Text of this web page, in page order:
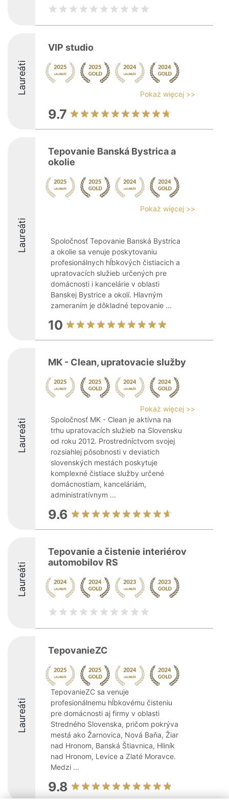
Laureáti
VIP studio
Pokaż więcej >>
9.7
Laureáti
Tepovanie Banská Bystrica a
okolie
Pokaż więcej >>
Spoločnosť Tepovanie Banská Bystrica
a okolie sa venuje poskytovaniu
profesionálnych hĺbkových čistiacich a
upratovacích služieb určených pre
domácnosti i kancelárie v oblasti
Banskej Bystrice a okolí. Hlavným
zameraním je dôkladné tepovanie ...
10
Laureáti
MK - Clean, upratovacie služby
Pokaż więcej >>
Spoločnosť MK - Clean je aktívna na
trhu upratovacích služieb na Slovensku
od roku 2012. Prostredníctvom svojej
rozsiahlej pôsobnosti v deviatich
slovenských mestách poskytuje
komplexné čistiace služby určené
domácnostiam, kanceláriám,
administratívnym ...
9.6
Laureáti
Tepovanie a čistenie interiérov
automobilov RS
Laureáti
TepovanieZC
TepovanieZC sa venuje
profesionálnemu hĺbkovému čisteniu
pre domácnosti aj firmy v oblasti
Stredného Slovenska, pričom pokrýva
mestá ako Žarnovica, Nová Baňa, Žiar
nad Hronom, Banská Štiavnica, Hliník
nad Hronom, Levice a Zlaté Moravce.
Medzi ...
9.8